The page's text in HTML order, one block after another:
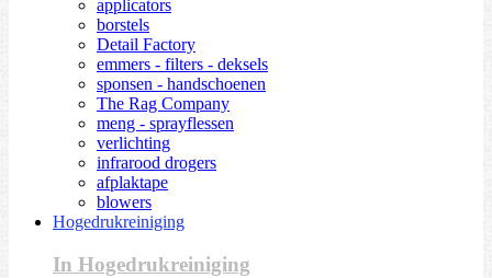
applicators
borstels
Detail Factory
emmers - filters - deksels
sponsen - handschoenen
The Rag Company
meng - sprayflessen
verlichting
infrarood drogers
afplaktape
blowers
Hogedrukreiniging
In Hogedrukreiniging